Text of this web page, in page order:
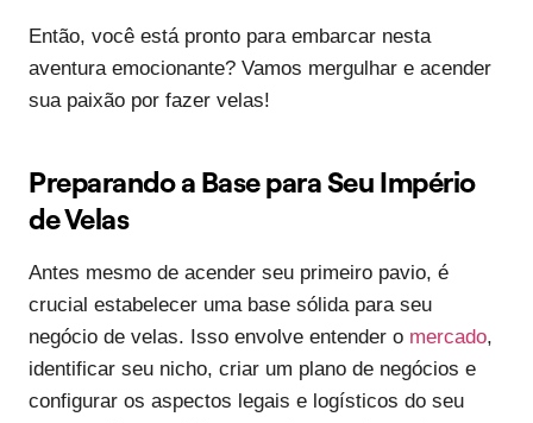
Então, você está pronto para embarcar nesta
aventura emocionante? Vamos mergulhar e acender
sua paixão por fazer velas!
Preparando a Base para Seu Império
de Velas
Antes mesmo de acender seu primeiro pavio, é
crucial estabelecer uma base sólida para seu
negócio de velas. Isso envolve entender o mercado,
identificar seu nicho, criar um plano de negócios e
configurar os aspectos legais e logísticos do seu